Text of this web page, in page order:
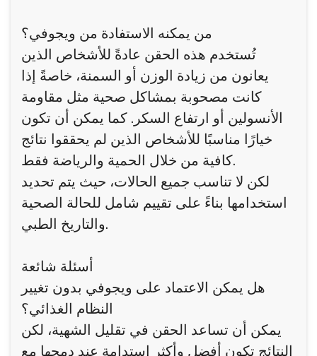
من يمكنه الاستفادة من ويجوفي؟
تُستخدم هذه الحقن عادةً للأشخاص الذين
يعانون من زيادة الوزن أو السمنة، خاصةً إذا
كانت مصحوبة بمشاكل صحية مثل مقاومة
الأنسولين أو ارتفاع السكر. كما يمكن أن تكون
خيارًا مناسبًا للأشخاص الذين لم يحققوا نتائج
كافية من خلال الحمية والرياضة فقط.
لكن لا تناسب جميع الحالات، حيث يتم تحديد
استخدامها بناءً على تقييم شامل للحالة الصحية
والتاريخ الطبي.
أسئلة شائعة
هل يمكن الاعتماد على ويجوفي بدون تغيير
النظام الغذائي؟
يمكن أن تساعد الحقن في تقليل الشهية، لكن
النتائج تكون أفضل وأكثر استدامة عند دمجها مع